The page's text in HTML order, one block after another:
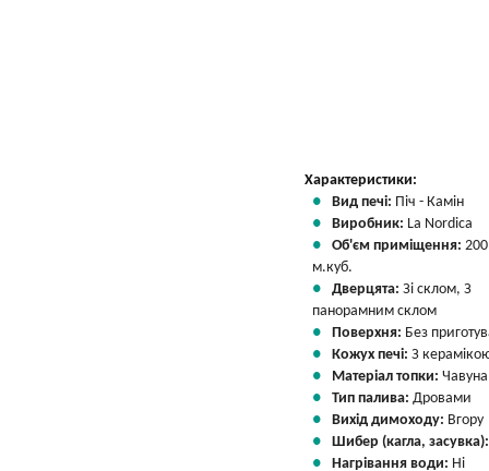
Характеристики:
Вид печі: Піч - Камін
Виробник: La Nordica
Об'єм приміщення:
м.куб.
Дверцята: Зі склом, З
панорамним склом
Поверхня: Без
Кожух печі: З
Матеріал топки: Чавуна
Тип палива: Дровами
Вихід димоходу: Вгору
Шибер (кагла,
Нагрівання води: Ні